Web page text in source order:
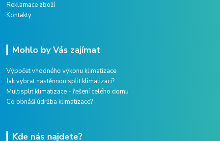
Reklamace zboží
Kontakty
Mohlo by Vás zajímat
Výpočet vhodného výkonu klimatizace
Jak vybrat nástěnnou split klimatizaci?
Multisplit klimatizace - řešení celého domu
Co obnáší údržba klimatizace?
Kde nás najdete?